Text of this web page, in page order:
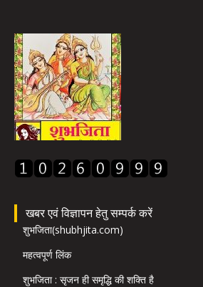
खबर एवं विज्ञापन हेतु सम्पर्क करें
शुभजिता(shubhjita.com)
महत्वपूर्ण लिंक
शुभजिता : सृजन ही समृद्धि की शक्ति है